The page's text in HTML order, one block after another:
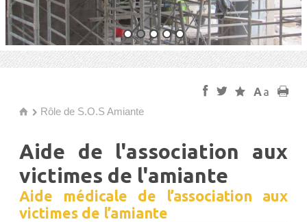
h Rôle de S.O.S Amiante
f t s Aa p
Aide de l'association aux
victimes de l'amiante
Aide médicale de l’association aux
victimes de l’amiante